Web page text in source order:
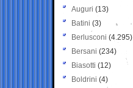
Auguri (13)
Batini (3)
Berlusconi (4.295)
Bersani (234)
Biasotti (12)
Boldrini (4)